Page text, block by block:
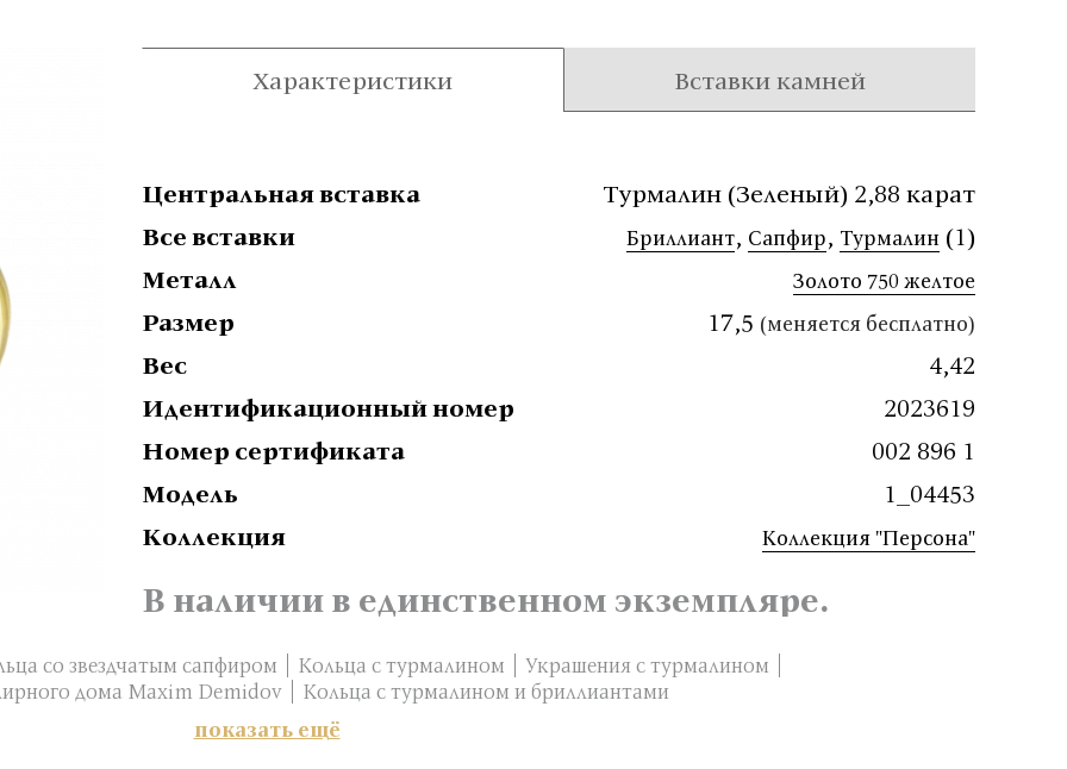
Характеристики Вставки камней
Центральная вставка
Турмалин (Зеленый) 2,88 карат
Все вставки
Бриллиант, Сапфир, Турмалин (1)
Металл
Золото 750 желтое
Размер 17,5 (меняется бесплатно)
Вес
4,42
Идентификационный номер
2023619
Номер сертификата
002 896 1
Модель
1_04453
Коллекция
Коллекция "Персона"
В наличии в единственном экземпляре.
со звездчатым сапфиром Кольца с турмалином
Украшения с турмалином
дома Maxim Demidov
Кольца с турмалином и бриллиантами
показать ещё